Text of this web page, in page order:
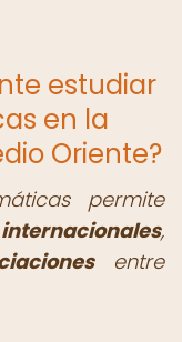
estudiar
en la
Oriente?
permite
,
entre